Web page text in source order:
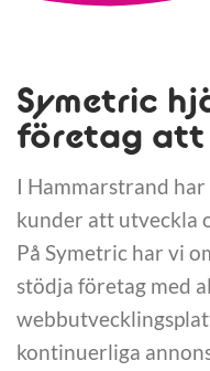
Symetric
företag att
I Hammarstrand
kunder att utveckla
På Symetric har vi
stödja företag med
kontinuerliga